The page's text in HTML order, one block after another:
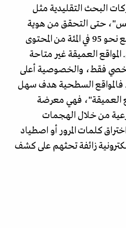
البحث التقليدية مثل
حتى التحقق من هوية
المستخدم. تشكل هذه المواقع نحو 95 في المئة من المحتوى
المواقع العميقة غير متاحة
فقط، والخصوصية أعلى
فالمواقع السطحية هدف سهل
العميقة"، فهي معرضة
من خلال الهجمات
اختراق كلمات المرور أو اصطياد
زائفة تحثهم على كشف